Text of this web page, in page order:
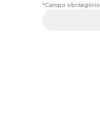
*Campo obritagório